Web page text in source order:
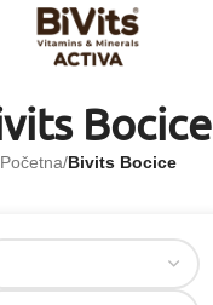
Bocice
Početna/Bivits Bocice